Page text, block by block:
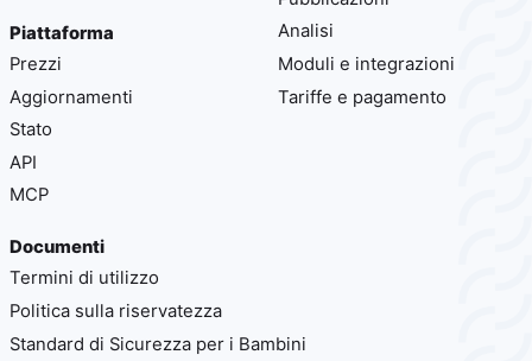
Piattaforma
Prezzi
Aggiornamenti
Stato
API
MCP
Analisi
Moduli e integrazioni
Tariffe e pagamento
Documenti
Termini di utilizzo
Politica sulla riservatezza
Standard di Sicurezza per i Bambini